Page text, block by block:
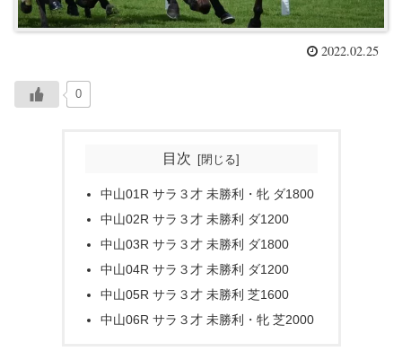
2022.02.25
0
目次
中山01R サラ３才 未勝利・牝 ダ1800
中山02R サラ３才 未勝利 ダ1200
中山03R サラ３才 未勝利 ダ1800
中山04R サラ３才 未勝利 ダ1200
中山05R サラ３才 未勝利 芝1600
中山06R サラ３才 未勝利・牝 芝2000